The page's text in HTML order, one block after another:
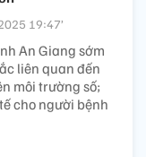
19:47’
An Giang sớm
liên quan đến
môi trường số;
cho người bệnh